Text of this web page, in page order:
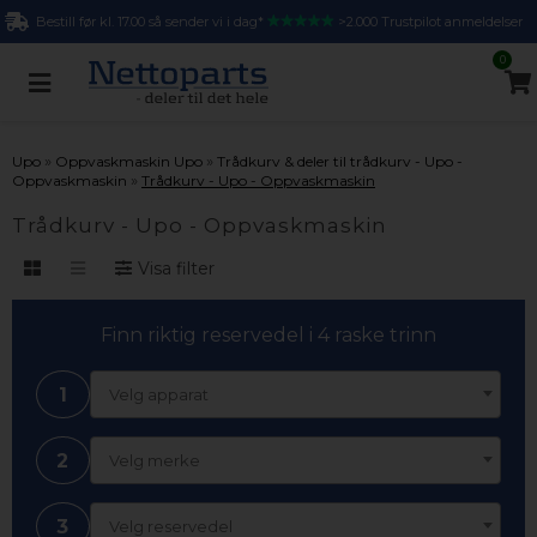
Bestill før kl. 17.00 så sender vi i dag* >2.000 Trustpilot anmeldelser
0
Upo » Oppvaskmaskin Upo » Trådkurv & deler til trådkurv - Upo -
Oppvaskmaskin » Trådkurv - Upo - Oppvaskmaskin
Trådkurv - Upo - Oppvaskmaskin
Visa filter
Finn riktig reservedel i 4 raske trinn
1 Velg apparat
2 Velg merke
3 Velg reservedel